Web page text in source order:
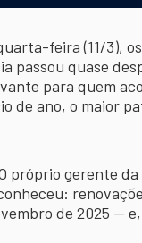
feira (11/3),
passou quase
para quem
de ano, o maior
próprio gerente
de 2025 —